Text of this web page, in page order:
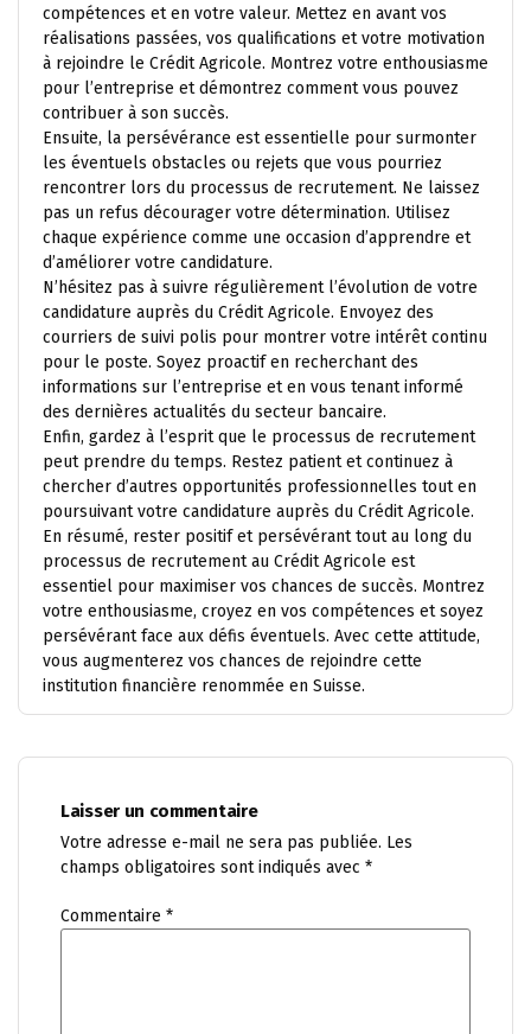
compétences et en votre valeur. Mettez en avant vos
réalisations passées, vos qualifications et votre motivation
à rejoindre le Crédit Agricole. Montrez votre enthousiasme
pour l’entreprise et démontrez comment vous pouvez
contribuer à son succès.
Ensuite, la persévérance est essentielle pour surmonter
les éventuels obstacles ou rejets que vous pourriez
rencontrer lors du processus de recrutement. Ne laissez
pas un refus décourager votre détermination. Utilisez
chaque expérience comme une occasion d’apprendre et
d’améliorer votre candidature.
N’hésitez pas à suivre régulièrement l’évolution de votre
candidature auprès du Crédit Agricole. Envoyez des
courriers de suivi polis pour montrer votre intérêt continu
pour le poste. Soyez proactif en recherchant des
informations sur l’entreprise et en vous tenant informé
des dernières actualités du secteur bancaire.
Enfin, gardez à l’esprit que le processus de recrutement
peut prendre du temps. Restez patient et continuez à
chercher d’autres opportunités professionnelles tout en
poursuivant votre candidature auprès du Crédit Agricole.
En résumé, rester positif et persévérant tout au long du
processus de recrutement au Crédit Agricole est
essentiel pour maximiser vos chances de succès. Montrez
votre enthousiasme, croyez en vos compétences et soyez
persévérant face aux défis éventuels. Avec cette attitude,
vous augmenterez vos chances de rejoindre cette
institution financière renommée en Suisse.
Laisser un commentaire
Votre adresse e-mail ne sera pas publiée. Les
champs obligatoires sont indiqués avec *
Commentaire *